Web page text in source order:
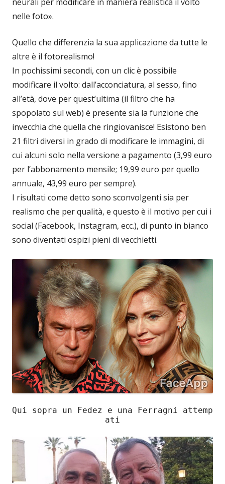
nelle foto».
Quello che differenzia la sua applicazione da tutte le
altre è il fotorealismo!
In pochissimi secondi, con un clic è possibile
modificare il volto: dall’acconciatura, al sesso, fino
all’età, dove per quest’ultima (il filtro che ha
spopolato sul web) è presente sia la funzione che
invecchia che quella che ringiovanisce! Esistono ben
21 filtri diversi in grado di modificare le immagini, di
cui alcuni solo nella versione a pagamento (3,99 euro
per l’abbonamento mensile; 19,99 euro per quello
annuale, 43,99 euro per sempre).
I risultati come detto sono sconvolgenti sia per
realismo che per qualità, e questo è il motivo per cui i
social (Facebook, Instagram, ecc.), di punto in bianco
sono diventati ospizi pieni di vecchietti.
Qui sopra un Fedez e una Ferragni attemp
ati